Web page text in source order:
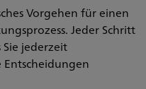
Vorgehen für einen
Jeder Schritt
jederzeit